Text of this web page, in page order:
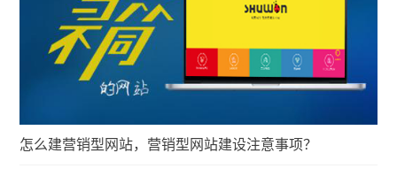
怎么建营销型网站，营销型网站建设注意事项？